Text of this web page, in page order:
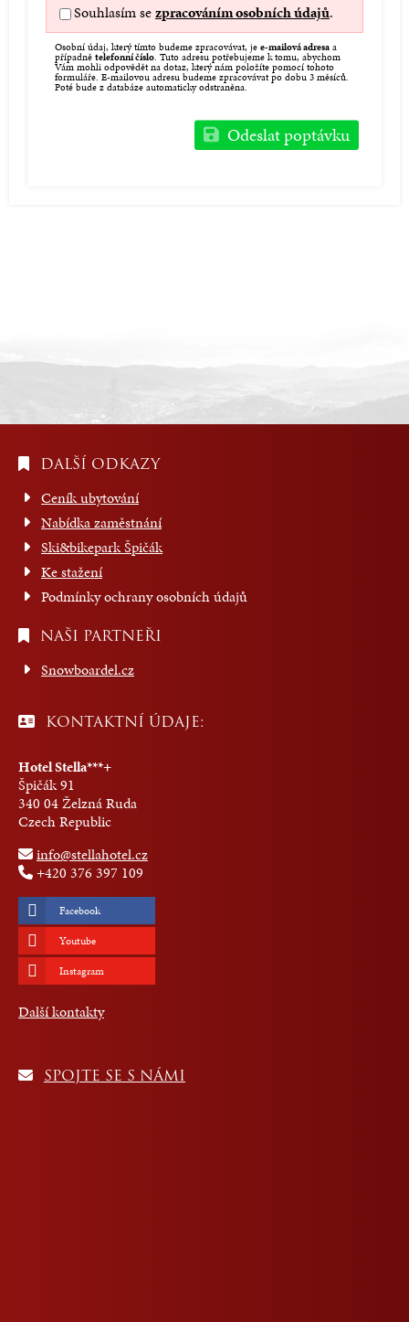
Souhlasím sezpracováním osobních údajů.
Osobní údaj, který tímto budeme zpracovávat, je e-mailová adresa a
případně telefonní číslo. Tuto adresu potřebujeme k tomu, abychom
Vám mohli odpovědět na dotaz, který nám položíte pomocí tohoto
formuláře. E-mailovou adresu budeme zpracovávat po dobu 3 měsíců.
Poté bude z databáze automaticky odstraněna.
Odeslat poptávku
DALŠÍ ODKAZY
Ceník ubytování
Nabídka zaměstnání
Ski&bikepark Špičák
Ke stažení
Podmínky ochrany osobních údajů
NAŠI PARTNEŘI
Snowboardel.cz
KONTAKTNÍ ÚDAJE:
Hotel Stella***+
Špičák 91
340 04 Želzná Ruda
Czech Republic
info@stellahotel.cz
+420 376 397 109
Facebook
Youtube
Instagram
Další kontakty
SPOJTE SE S NÁMI